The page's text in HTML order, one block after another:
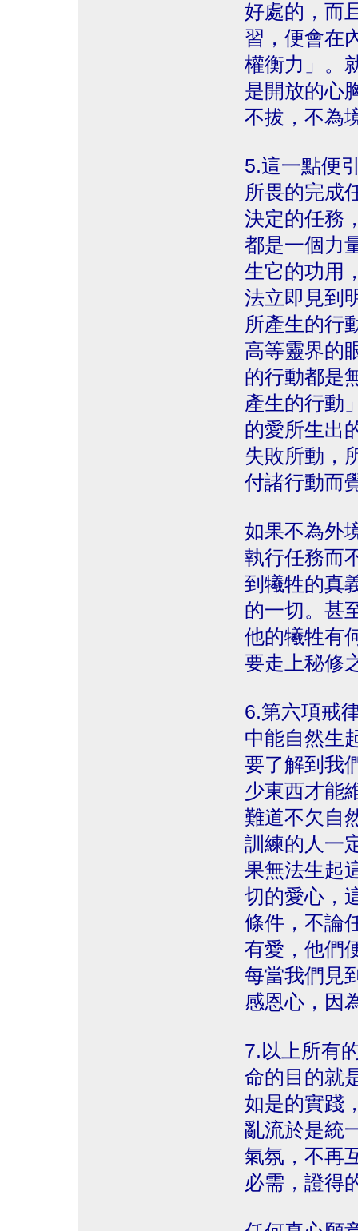
好處的，而
習，便會在
權衡力」。
是開放的心
不拔，不為
5.這一點便
所畏的完成
決定的任務
都是一個力
生它的功用
法立即見到
所產生的行
高等靈界的
的行動都是
產生的行動
的愛所生出
失敗所動，
付諸行動而
如果不為外
執行任務而
到犧牲的真
的一切。甚
他的犧牲有
要走上秘修
6.第六項戒
中能自然生
要了解到我
少東西才能
難道不欠自
訓練的人一
果無法生起
切的愛心，
條件，不論
有愛，他們
每當我們見
感恩心，因
7.以上所有
命的目的就
如是的實踐
亂流於是統
氣氛，不再
必需，證得